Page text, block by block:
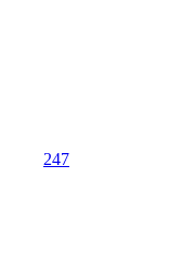
247